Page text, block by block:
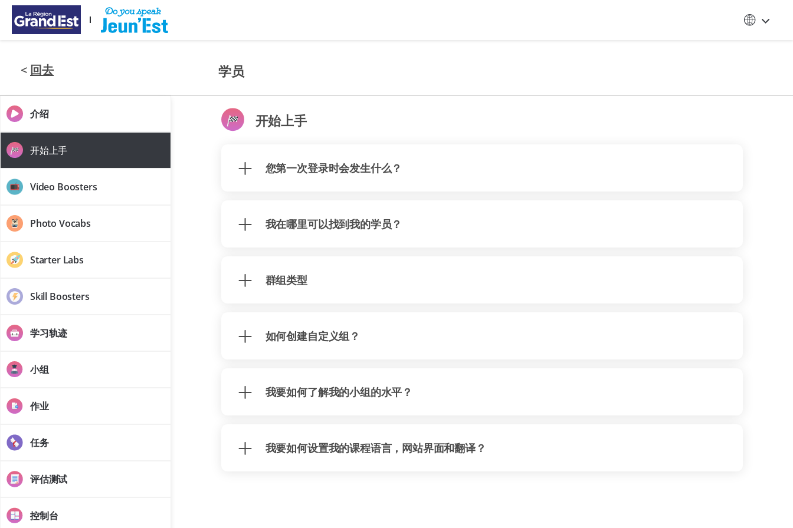
跳至主要内容
< 回去 学员
介绍
开始上手
Video Boosters
Photo Vocabs
Starter Labs
Skill Boosters
学习轨迹
小组
作业
任务
评估测试
控制台
开始上手
您第一次登录时会发生什么？
我在哪里可以找到我的学员？
群组类型
如何创建自定义组？
我要如何了解我的小组的水平？
我要如何设置我的课程语言，网站界面和翻译？